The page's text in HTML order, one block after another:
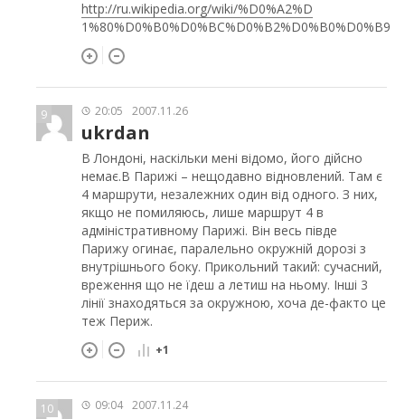
http://ru.wikipedia.org/wiki/%D0%A2%D
1%80%D0%B0%D0%BC%D0%B2%D0%B0%D0%B9
9 20:05 2007.11.26
ukrdan
В Лондоні, наскільки мені відомо, його дійсно
немає.В Парижі – нещодавно відновлений. Там є
4 маршрути, незалежних один від одного. З них,
якщо не помиляюсь, лише маршрут 4 в
адміністративному Парижі. Він весь півде
Парижу огинає, паралельно окружній дорозі з
внутрішнього боку. Прикольний такий: сучасний,
вреження що не їдеш а летиш на ньому. Інші 3
лінії знаходяться за окружною, хоча де-факто це
теж Периж.
+1
10 09:04 2007.11.24